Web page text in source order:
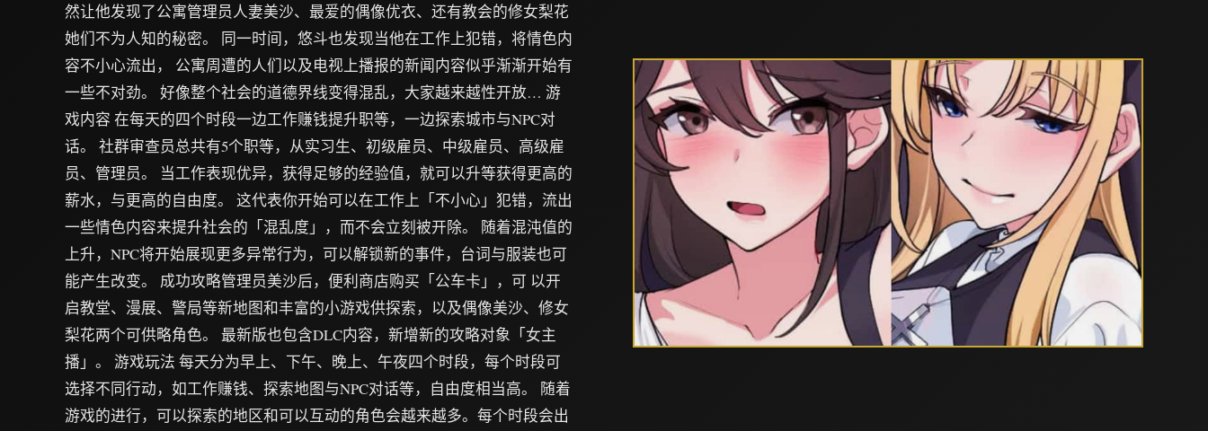
然让他发现了公寓管理员人妻美沙、最爱的偶像优衣、还有教会的修女梨花
她们不为人知的秘密。 同一时间，悠斗也发现当他在工作上犯错，将情色内
容不小心流出， 公寓周遭的人们以及电视上播报的新闻内容似乎渐渐开始有
一些不对劲。 好像整个社会的道德界线变得混乱，大家越来越性开放… 游
戏内容 在每天的四个时段一边工作赚钱提升职等，一边探索城市与NPC对
话。 社群审查员总共有5个职等，从实习生、初级雇员、中级雇员、高级雇
员、管理员。 当工作表现优异，获得足够的经验值，就可以升等获得更高的
薪水，与更高的自由度。 这代表你开始可以在工作上「不小心」犯错，流出
一些情色内容来提升社会的「混乱度」，而不会立刻被开除。 随着混沌值的
上升，NPC将开始展现更多异常行为，可以解锁新的事件，台词与服装也可
能产生改变。 成功攻略管理员美沙后，便利商店购买「公车卡」，可 以开
启教堂、漫展、警局等新地图和丰富的小游戏供探索，以及偶像美沙、修女
梨花两个可供略角色。 最新版也包含DLC内容，新增新的攻略对象「女主
播」。 游戏玩法 每天分为早上、下午、晚上、午夜四个时段，每个时段可
选择不同行动，如工作赚钱、探索地图与NPC对话等，自由度相当高。 随着
游戏的进行，可以探索的地区和可以互动的角色会越来越多。每个时段会出